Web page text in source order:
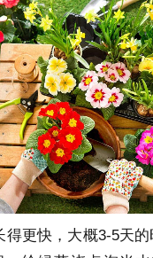
得更快，大概3-5天